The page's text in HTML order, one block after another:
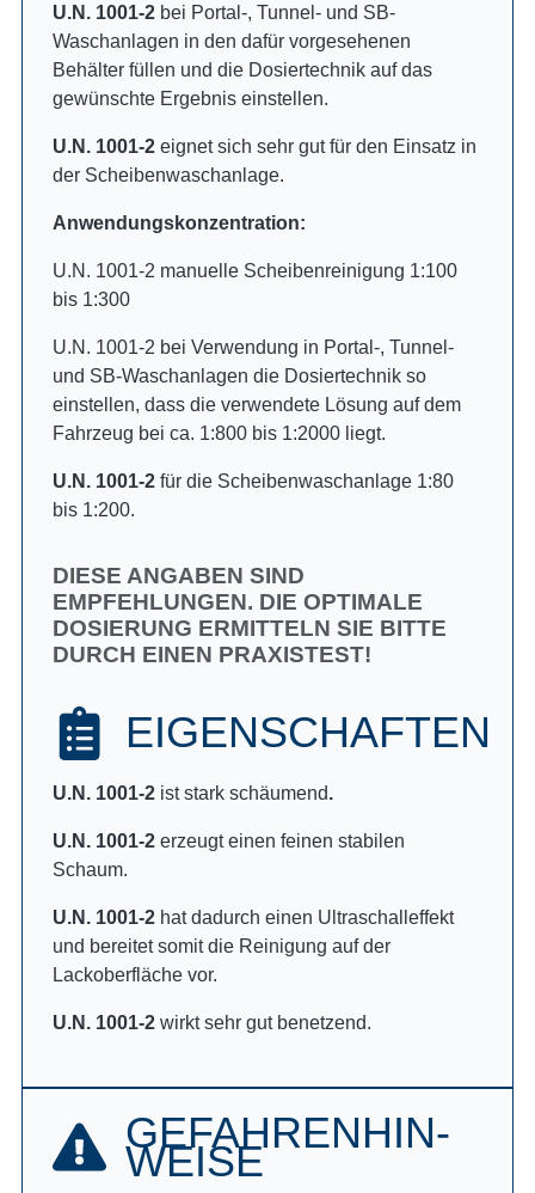
U.N. 1001-2 bei Portal-, Tunnel- und SB-
Waschanlagen in den dafür vorgesehenen
Behälter füllen und die Dosiertechnik auf das
gewünschte Ergebnis einstellen.
U.N. 1001-2 eignet sich sehr gut für den Einsatz in
der Scheibenwaschanlage.
Anwendungskonzentration:
U.N. 1001-2 manuelle Scheibenreinigung 1:100
bis 1:300
U.N. 1001-2 bei Verwendung in Portal-, Tunnel-
und SB-Waschanlagen die Dosiertechnik so
einstellen, dass die verwendete Lösung auf dem
Fahrzeug bei ca. 1:800 bis 1:2000 liegt.
U.N. 1001-2 für die Scheibenwaschanlage 1:80
bis 1:200.
DIESE ANGABEN SIND
EMPFEHLUNGEN. DIE OPTIMALE
DOSIERUNG ERMITTELN SIE BITTE
DURCH EINEN PRAXISTEST!
EIGENSCHAFTEN
U.N. 1001-2 ist stark schäumend.
U.N. 1001-2 erzeugt einen feinen stabilen
Schaum.
U.N. 1001-2 hat dadurch einen Ultraschalleffekt
und bereitet somit die Reinigung auf der
Lackoberfläche vor.
U.N. 1001-2 wirkt sehr gut benetzend.
GEFAHREN­HIN­
WEISE